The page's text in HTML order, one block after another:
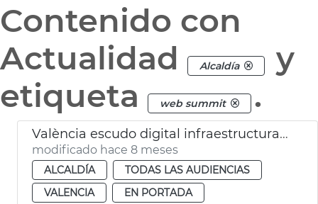
Contenido con
Actualidad
Alcaldía
y
etiqueta
web summit .
València escudo digital infraestructuras críticas
modificado hace 8 meses
ALCALDÍA
TODAS LAS AUDIENCIAS
VALENCIA
EN PORTADA